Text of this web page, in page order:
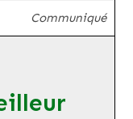
Communiqué